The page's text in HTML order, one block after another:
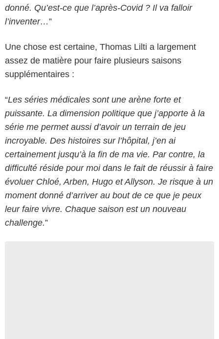
donné. Qu’est-ce que l’après-Covid ? Il va falloir
l’inventer…”
Une chose est certaine, Thomas Lilti a largement
assez de matière pour faire plusieurs saisons
supplémentaires :
“Les séries médicales sont une arène forte et
puissante. La dimension politique que j’apporte à la
série me permet aussi d’avoir un terrain de jeu
incroyable. Des histoires sur l’hôpital, j’en ai
certainement jusqu’à la fin de ma vie. Par contre, la
difficulté réside pour moi dans le fait de réussir à faire
évoluer Chloé, Arben, Hugo et Allyson. Je risque à un
moment donné d’arriver au bout de ce que je peux
leur faire vivre. Chaque saison est un nouveau
challenge.”